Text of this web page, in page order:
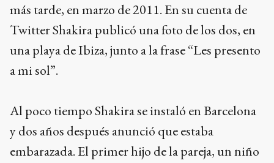
más tarde, en marzo de 2011. En su cuenta de
Twitter Shakira publicó una foto de los dos, en
una playa de Ibiza, junto a la frase “Les presento
a mi sol”.
Al poco tiempo Shakira se instaló en Barcelona
y dos años después anunció que estaba
embarazada. El primer hijo de la pareja, un niño